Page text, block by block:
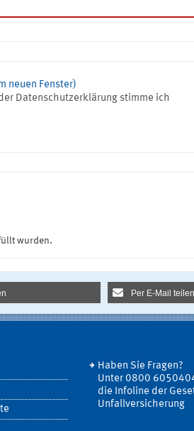
neuen Fenster)
Datenschutzerklärung stimme ich
wurden.
Per E-Mail teilen
Haben Sie Fragen?
Unter 0800
die Infoline der
Unfallversicherung